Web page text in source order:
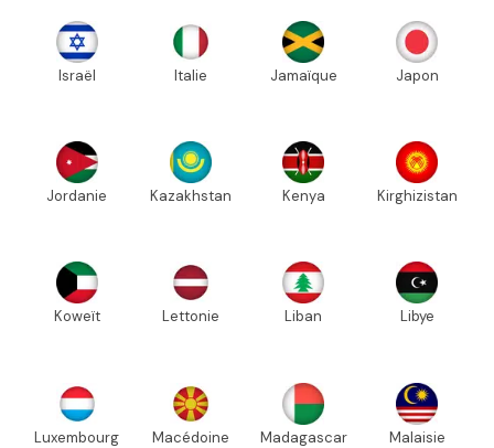
Israël Italie Jamaïque Japon
Jordanie Kazakhstan Kenya Kirghizistan
Koweït Lettonie Liban Libye
Luxembourg Macédoine Madagascar Malaisie